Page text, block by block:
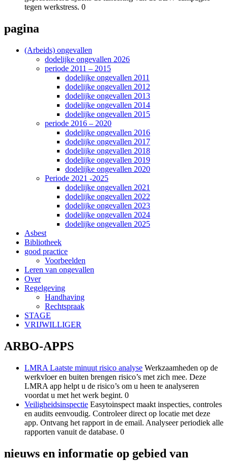
tegen werkstress. 0
pagina
(Arbeids) ongevallen
dodelijke ongevallen 2026
periode 2011 – 2015
dodelijke ongevallen 2011
dodelijke ongevallen 2012
dodelijke ongevallen 2013
dodelijke ongevallen 2014
dodelijke ongevallen 2015
periode 2016 – 2020
dodelijke ongevallen 2016
dodelijke ongevallen 2017
dodelijke ongevallen 2018
dodelijke ongevallen 2019
dodelijke ongevallen 2020
Periode 2021 -2025
dodelijke ongevallen 2021
dodelijke ongevallen 2022
dodelijke ongevallen 2023
dodelijke ongevallen 2024
dodelijke ongevallen 2025
Asbest
Bibliotheek
good practice
Voorbeelden
Leren van ongevallen
Over
Regelgeving
Handhaving
Rechtspraak
STAGE
VRIJWILLIGER
ARBO-APPS
LMRA Laatste minuut risico analyse Werkzaamheden op de
werkvloer en buiten brengen risico’s met zich mee. Deze
LMRA app helpt u de risico’s om u heen te analyseren
voordat u met het werk begint. 0
Veiligheidsinspectie Easytoinspect maakt inspecties, controles
en audits eenvoudig. Controleer direct op locatie met deze
app. Ontvang het rapport in de email. Analyseer periodiek alle
rapporten vanuit de database. 0
nieuws en informatie op gebied van